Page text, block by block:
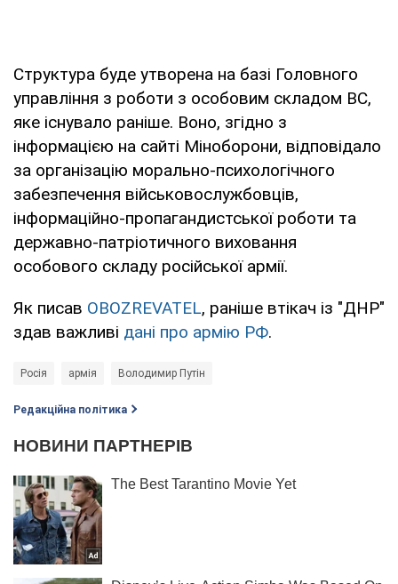
Структура буде утворена на базі Головного
управління з роботи з особовим складом ВС,
яке існувало раніше. Воно, згідно з
інформацією на сайті Міноборони, відповідало
за організацію морально-психологічного
забезпечення військовослужбовців,
інформаційно-пропагандистської роботи та
державно-патріотичного виховання
особового складу російської армії.
Як писав OBOZREVATEL, раніше втікач із "ДНР"
здав важливі дані про армію РФ.
Росія армія Володимир Путін
Редакційна політика